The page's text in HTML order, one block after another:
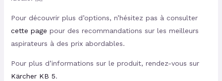
Pour découvrir plus d’options, n’hésitez pas à consulter
cette page pour des recommandations sur les meilleurs
aspirateurs à des prix abordables.
Pour plus d’informations sur le produit, rendez-vous sur
Kärcher KB 5.